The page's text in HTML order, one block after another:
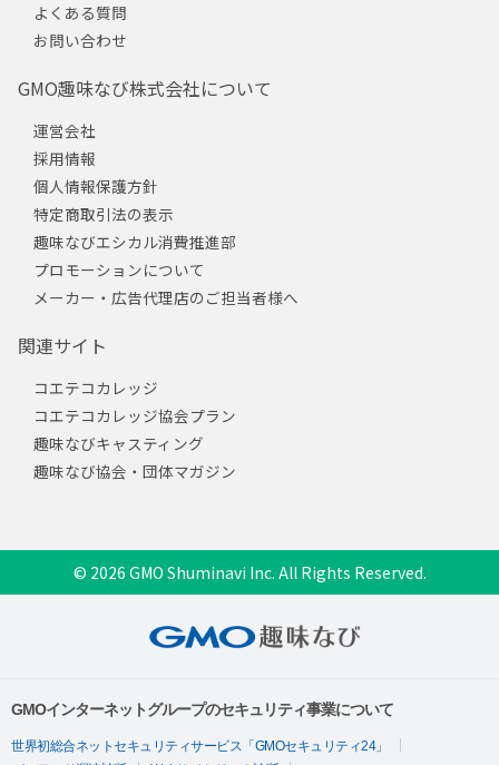
よくある質問
お問い合わせ
GMO趣味なび株式会社について
運営会社
採用情報
個人情報保護方針
特定商取引法の表示
趣味なびエシカル消費推進部
プロモーションについて
メーカー・広告代理店のご担当者様へ
関連サイト
コエテコカレッジ
コエテコカレッジ協会プラン
趣味なびキャスティング
趣味なび協会・団体マガジン
© 2026 GMO Shuminavi Inc. All Rights Reserved.